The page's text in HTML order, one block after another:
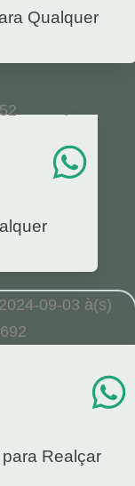
Qualquer
Realçar